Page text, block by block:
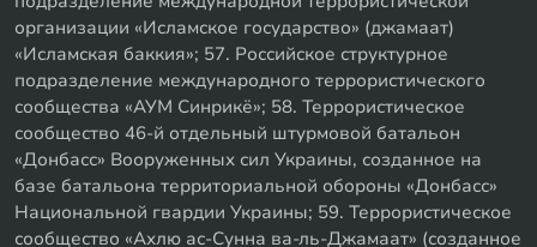
организации «Исламское государство» (джамаат)
«Исламская баккия»; 57. Российское структурное
подразделение международного террористического
сообщества «АУМ Синрикё»; 58. Террористическое
сообщество 46-й отдельный штурмовой батальон
«Донбасс» Вооруженных сил Украины, созданное на
базе батальона территориальной обороны «Донбасс»
Национальной гвардии Украины; 59. Террористическое
сообщество «Ахлю ас-Сунна ва-ль-Джамаат» (созданное